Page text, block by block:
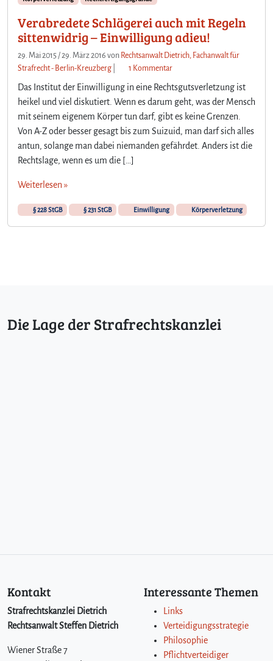
Verabredete Schlägerei auch mit Regeln
sittenwidrig – Einwilligung adieu!
29. Mai 2015 /29. März 2016 von Rechtsanwalt Dietrich, Fachanwalt für
Strafrecht - Berlin-Kreuzberg
1 Kommentarz
e
r
a
b
t
r
t
n
w
d
r
i
Das Institut der Einwilligung in eine Rechtsgutsverletzung ist
heikel und viel diskutiert. Wenn es darum geht, was der Mensch
mit seinem eigenem Körper tun darf, gibt es keine Grenzen.
Von A-Z oder besser gesagt bis zum Suizuid, man darf sich alles
antun, solange man dabei niemanden gefährdet. Anders ist die
Rechtslage, wenn es um die […]
Weiterlesen »
§ 228 StGB § 231 StGB Einwilligung Körperverletzung
Die Lage der Strafrechtskanzlei
Kontakt
Strafrechtskanzlei Dietrich
Rechtsanwalt Steffen Dietrich
Wiener Straße 7
Interessante Themen
Links
Verteidigungsstrategie
Philosophie
Pflichtverteidiger